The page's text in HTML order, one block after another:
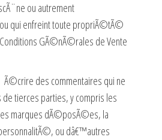
ou autrement
qui enfreint toute propriÃ©tÃ©
GÃ©nÃ©rales de Vente
Ã©crire des commentaires qui ne
tierces parties, y compris les
marques dÃ©posÃ©es, la
ou dâ€™autres